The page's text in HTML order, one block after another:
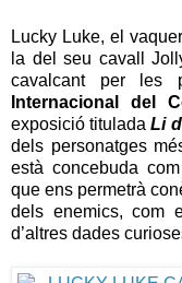
Lucky Luke, el
la del seu cavall
cavalcant per les
Internacional del
exposició tituladaLi
dels personatges
està concebuda
que ens permetrà
dels enemics, com
d’altres dades